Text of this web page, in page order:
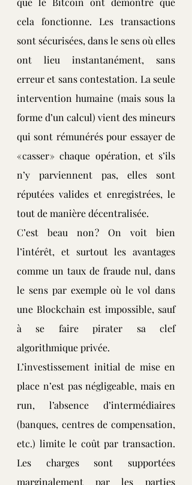
cela fonctionne. Les transactions
sont sécurisées, dans le sens où elles
ont lieu instantanément, sans
erreur et sans contestation. La seule
intervention humaine (mais sous la
forme d’un calcul) vient des mineurs
qui sont rémunérés pour essayer de
« casser » chaque opération, et s’ils
n’y parviennent pas, elles sont
réputées valides et enregistrées, le
tout de manière décentralisée.
C’est beau non ? On voit bien
l’intérêt, et surtout les avantages
comme un taux de fraude nul, dans
le sens par exemple où le vol dans
une Blockchain est impossible, sauf
à se faire pirater sa clef
algorithmique privée.
L’investissement initial de mise en
place n’est pas négligeable, mais en
run, l’absence d’intermédiaires
(banques, centres de compensation,
etc.) limite le coût par transaction.
Les charges sont supportées
marginalement par les parties